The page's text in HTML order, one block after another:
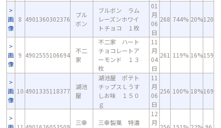
画
像
8 4901360302376
ブル
ボン
ブルボン ラム
レーズンホワイ
トチョコ １枚
01
月
06
日
268 744% 20%120
画
像
9 4902555106694
不二
家
不二家 ハート
チョコレートア
ーモンド １３
枚
11
月
04
日
261 119% 16%159
画
像
10 4901335118377
湖池
屋
湖池屋 ポテト
チップスＬうす
しお味 １５０
ｇ
11
月
06
日
256 100% 18%169
三幸
三幸製菓 特濃
12
月